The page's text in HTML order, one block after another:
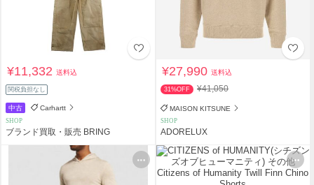
¥11,332送料込
関税負担なし
中古 Carhartt
SHOP
ブランド買取・販売 BRING
¥27,990送料込
31%OFF ¥41,050
MAISON KITSUNE
SHOP
ADORELUX